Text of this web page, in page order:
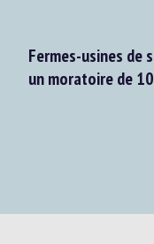
Fermes-usines de
un moratoire de